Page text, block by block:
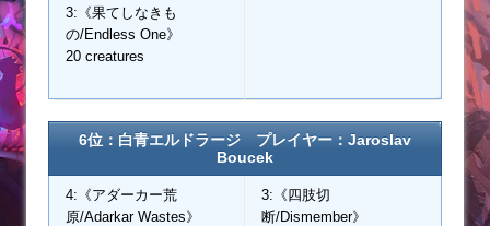
3:《果てしなきも
の/Endless One》
20 creatures
6位：白青エルドラージ プレイヤー：Jaroslav
Boucek
4:《アダーカー荒
原/Adarkar Wastes》
3:《四肢切
断/Dismember》